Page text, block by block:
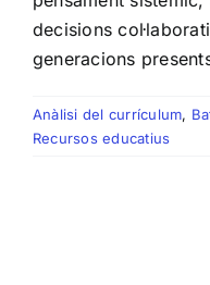
decisions
generacions
Anàlisi del currículum,
Recursos educatius